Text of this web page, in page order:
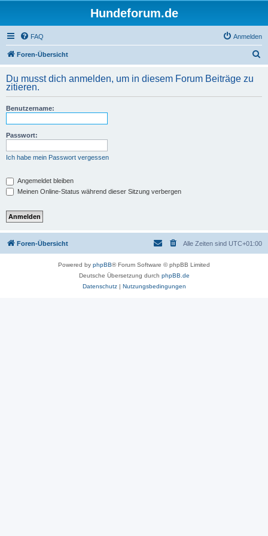
Hundeforum.de
FAQ Anmelden
Foren-Übersicht
h
Du musst dich anmelden, um in diesem Forum Beiträge zu
zitieren.
Benutzername:
Passwort:
Ich habe mein Passwort vergessen
Angemeldet bleiben
Meinen Online-Status während dieser Sitzung verbergen
Foren-Übersicht Alle Zeiten sind UTC+01:00
Powered by phpBB® Forum Software © phpBB Limited
Deutsche Übersetzung durch phpBB.de
Datenschutz| Nutzungsbedingungen